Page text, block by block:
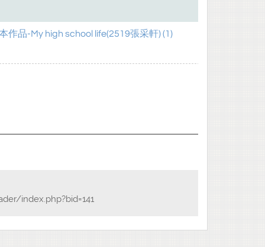
作品-My high school life(2519張采軒) (1)
index.php?bid=141